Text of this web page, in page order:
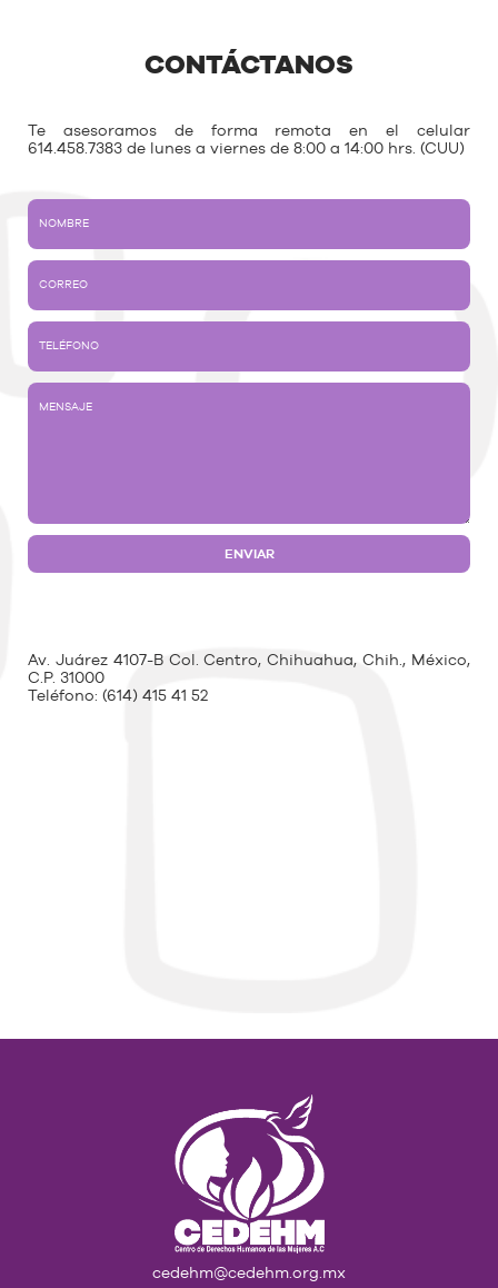
CONTÁCTANOS
Te asesoramos de forma remota en el celular
614.458.7383 de lunes a viernes de 8:00 a 14:00 hrs. (CUU)
Av. Juárez 4107-B Col. Centro, Chihuahua, Chih., México,
C.P. 31000
Teléfono: (614) 415 41 52
cedehm@cedehm.org.mx